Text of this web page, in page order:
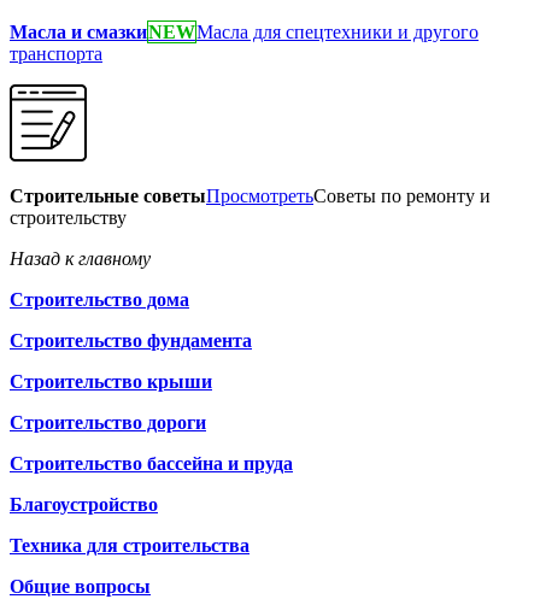
Масла и смазкиNEWМасла для спецтехники и другого
транспорта
Строительные советыПросмотретьСоветы по ремонту и
строительству
Назад к главному
Строительство дома
Строительство фундамента
Строительство крыши
Строительство дороги
Строительство бассейна и пруда
Благоустройство
Техника для строительства
Общие вопросы